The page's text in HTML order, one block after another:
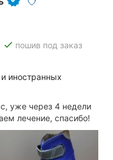
done пошив под заказ
иностранных
уже через 4 недели
лечение, спасибо!